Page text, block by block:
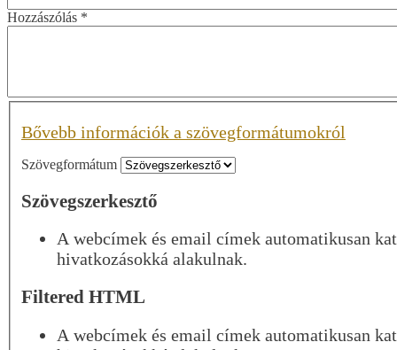
Hozzászólás *
Bővebb információk a szövegformátumokról
Szövegformátum
Szövegszerkesztő
A webcímek és email címek automatikusan
hivatkozásokká alakulnak.
Filtered HTML
A webcímek és email címek automatikusan